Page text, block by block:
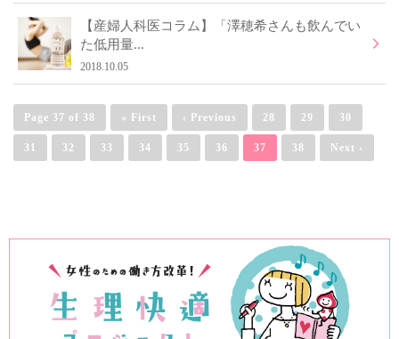
【産婦人科医コラム】「澤穂希さんも飲んでい
た低用量...
2018.10.05
Page 37 of 38 « First ‹ Previous 28 29 30
31 32 33 34 35 36 37 38 Next ›